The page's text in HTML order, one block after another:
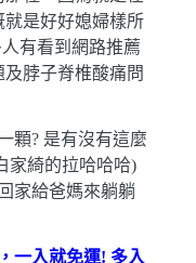
就是好好媳婦樣所
有看到網路推薦
脖子脊椎酸痛問
? 是有沒有這麼
家綺的拉哈哈哈)
家給爸媽來躺躺
，一入就免運! 多入